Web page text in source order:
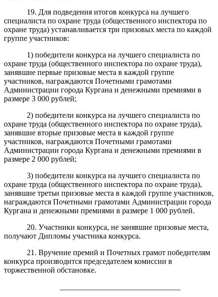
19. Для подведения итогов конкурса на лучшего
специалиста по охране труда (общественного инспектора по
охране труда) устанавливается три призовых места по каждой
группе участников:
1) победители конкурса на лучшего специалиста по
охране труда (общественного инспектора по охране труда),
занявшие первые призовые места в каждой группе
участников, награждаются Почетными грамотами
Администрации города Кургана и денежными премиями в
размере 3 000 рублей;
2) победители конкурса на лучшего специалиста по
охране труда (общественного инспектора по охране труда),
занявшие вторые призовые места в каждой группе
участников, награждаются Почетными грамотами
Администрации города Кургана и денежными премиями в
размере 2 000 рублей;
3) победители конкурса на лучшего специалиста по
охране труда (общественного инспектора по охране труда),
занявшие третьи призовые места в каждой группе участников,
награждаются Почетными грамотами Администрации города
Кургана и денежными премиями в размере 1 000 рублей.
20. Участники конкурса, не занявшие призовые места,
получают Дипломы участника конкурса.
21. Вручение премий и Почетных грамот победителям
конкурса производится председателем комиссии в
торжественной обстановке.